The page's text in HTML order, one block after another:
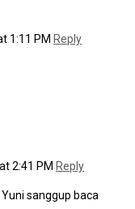
1:11 PM Reply
2:41 PM Reply
sanggup baca